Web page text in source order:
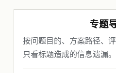
专题
按问题目的、方案路径、
只看标题造成的信息遗漏。